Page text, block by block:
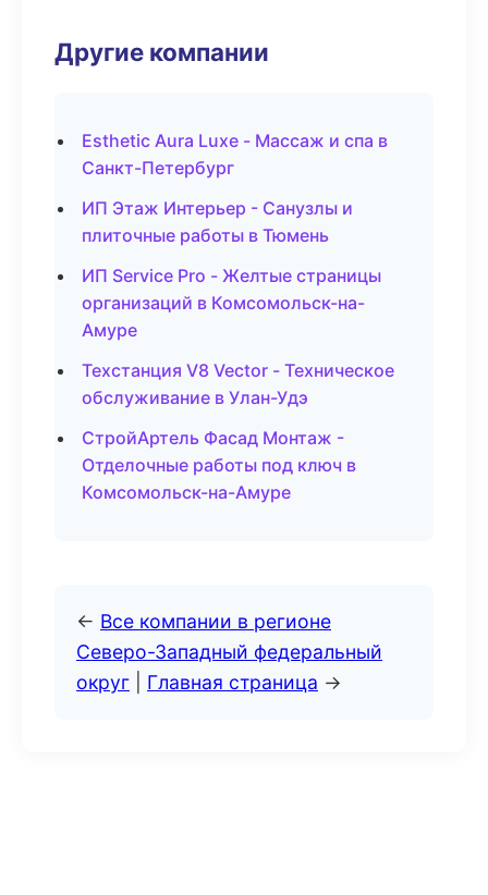
Другие компании
Esthetic Aura Luxe - Массаж и спа в
Санкт-Петербург
ИП Этаж Интерьер - Санузлы и
плиточные работы в Тюмень
ИП Service Pro - Желтые страницы
организаций в Комсомольск-на-
Амуре
Техстанция V8 Vector - Техническое
обслуживание в Улан-Удэ
СтройАртель Фасад Монтаж -
Отделочные работы под ключ в
Комсомольск-на-Амуре
← Все компании в регионе
Северо-Западный федеральный
округ
Главная страница →